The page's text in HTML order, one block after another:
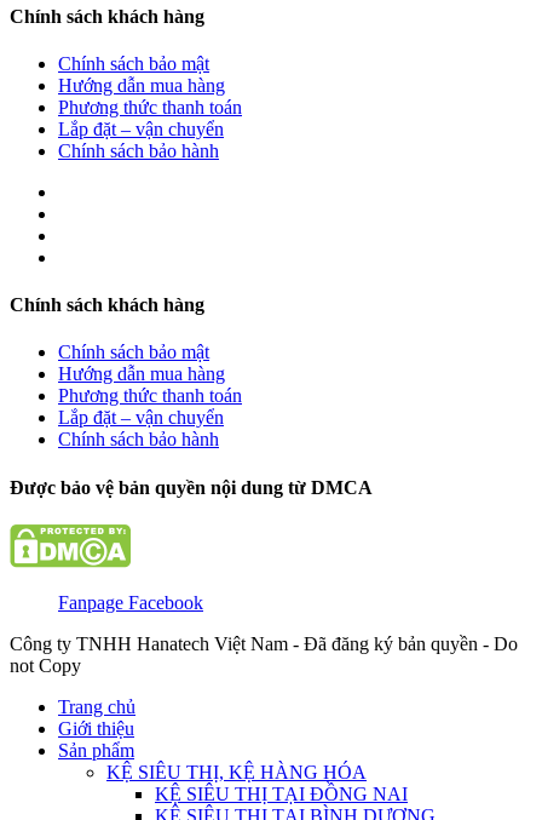
Chính sách khách hàng
Chính sách bảo mật
Hướng dẫn mua hàng
Phương thức thanh toán
Lắp đặt – vận chuyển
Chính sách bảo hành
Chính sách khách hàng
Chính sách bảo mật
Hướng dẫn mua hàng
Phương thức thanh toán
Lắp đặt – vận chuyển
Chính sách bảo hành
Được bảo vệ bản quyền nội dung từ DMCA
Fanpage Facebook
Công ty TNHH Hanatech Việt Nam - Đã đăng ký bản quyền - Do
not Copy
Trang chủ
Giới thiệu
Sản phẩm
KỆ SIÊU THỊ, KỆ HÀNG HÓA
KỆ SIÊU THỊ TẠI ĐỒNG NAI
KỆ SIÊU THỊ TẠI BÌNH DƯƠNG